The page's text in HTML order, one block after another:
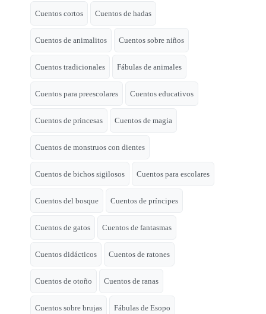
Cuentos cortos Cuentos de hadas
Cuentos de animalitos Cuentos sobre niños
Cuentos tradicionales Fábulas de animales
Cuentos para preescolares Cuentos educativos
Cuentos de princesas Cuentos de magia
Cuentos de monstruos con dientes
Cuentos de bichos sigilosos Cuentos para escolares
Cuentos del bosque Cuentos de príncipes
Cuentos de gatos Cuentos de fantasmas
Cuentos didácticos Cuentos de ratones
Cuentos de otoño Cuentos de ranas
Cuentos sobre brujas Fábulas de Esopo